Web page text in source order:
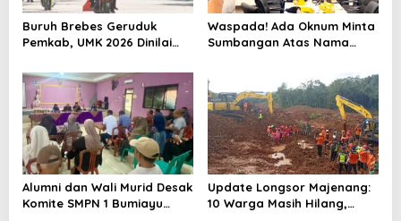
Buruh Brebes Geruduk
Pemkab, UMK 2026 Dinilai
Waspada! Ada Oknum Minta
Sumbangan Atas Nama
Alumni dan Wali Murid Desak
Komite SMPN 1 Bumiayu
Update Longsor Majenang:
10 Warga Masih Hilang,